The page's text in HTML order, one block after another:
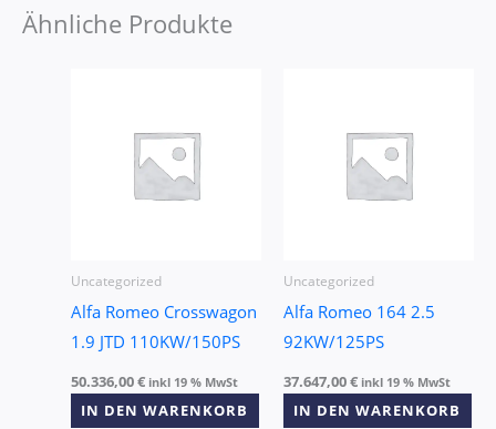
Ähnliche Produkte
Uncategorized
Alfa Romeo Crosswagon
1.9 JTD 110KW/150PS
50.336,00€ inkl 19 % MwSt
IN DEN WARENKORB
Uncategorized
Alfa Romeo 164 2.5
92KW/125PS
37.647,00€ inkl 19 % MwSt
IN DEN WARENKORB